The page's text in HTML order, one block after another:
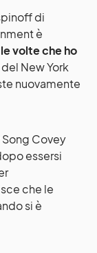
di
è
volte che ho
New York
nuovamente
Covey
essersi
che le
si è